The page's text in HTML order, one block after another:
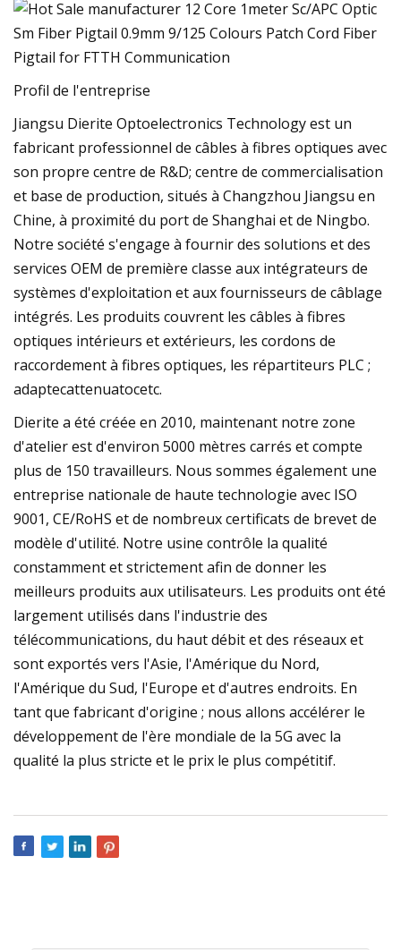
Profil de l'entreprise
Jiangsu Dierite Optoelectronics Technology est un
fabricant professionnel de câbles à fibres optiques avec
son propre centre de R&D; centre de commercialisation
et base de production, situés à Changzhou Jiangsu en
Chine, à proximité du port de Shanghai et de Ningbo.
Notre société s'engage à fournir des solutions et des
services OEM de première classe aux intégrateurs de
systèmes d'exploitation et aux fournisseurs de câblage
intégrés. Les produits couvrent les câbles à fibres
optiques intérieurs et extérieurs, les cordons de
raccordement à fibres optiques, les répartiteurs PLC ;
adaptecattenuatocetc.
Dierite a été créée en 2010, maintenant notre zone
d'atelier est d'environ 5000 mètres carrés et compte
plus de 150 travailleurs. Nous sommes également une
entreprise nationale de haute technologie avec ISO
9001, CE/RoHS et de nombreux certificats de brevet de
modèle d'utilité. Notre usine contrôle la qualité
constamment et strictement afin de donner les
meilleurs produits aux utilisateurs. Les produits ont été
largement utilisés dans l'industrie des
télécommunications, du haut débit et des réseaux et
sont exportés vers l'Asie, l'Amérique du Nord,
l'Amérique du Sud, l'Europe et d'autres endroits. En
tant que fabricant d'origine ; nous allons accélérer le
développement de l'ère mondiale de la 5G avec la
qualité la plus stricte et le prix le plus compétitif.